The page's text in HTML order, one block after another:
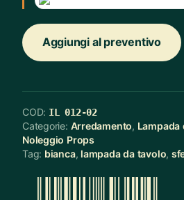
Bianca
D24cm
-
2
quantità
Aggiungi al preventivo
COD: IL 012-02
Categorie: Arredamento, Lampada
Noleggio Props
Tag: bianca, lampada da tavolo,